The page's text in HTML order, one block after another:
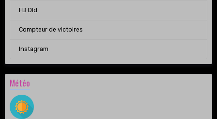
FB Old
Compteur de victoires
Instagram
Météo